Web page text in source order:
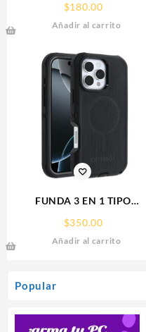
Popular
GLITTER FRAME
RHINOGLASS
$180.00
Añadir al carrito
FUNDA 3 EN 1 TIPO
OTTERBOX USO RUDO SAM
S26 ULTRA SAMSUNG S26
ULTRA
$350.00
Añadir al carrito